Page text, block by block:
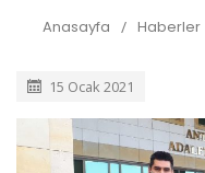
Anasayfa / Haberler
15 Ocak 2021